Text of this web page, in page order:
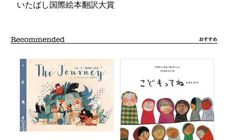
いたばし国際絵本翻訳大賞